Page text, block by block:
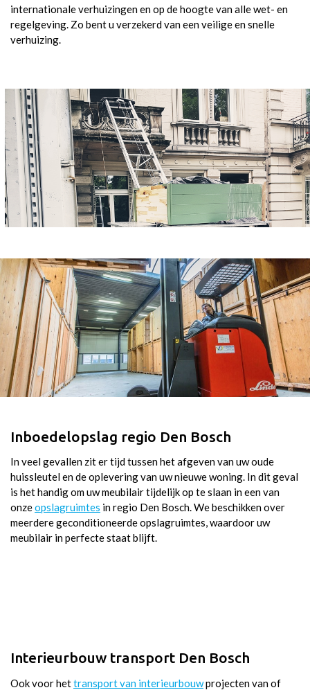
internationale verhuizingen en op de hoogte van alle wet- en
regelgeving. Zo bent u verzekerd van een veilige en snelle
verhuizing.
Inboedelopslag regio Den Bosch
In veel gevallen zit er tijd tussen het afgeven van uw oude
huissleutel en de oplevering van uw nieuwe woning. In dit geval
is het handig om uw meubilair tijdelijk op te slaan in een van
onzeopslagruimtes in regio Den Bosch. We beschikken over
meerdere geconditioneerde opslagruimtes, waardoor uw
meubilair in perfecte staat blijft.
Interieurbouw transport Den Bosch
Ook voor hettransport van interieurbouwprojecten van of